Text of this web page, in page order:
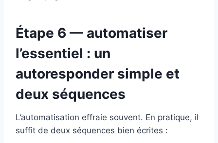
Étape 6 — automatiser
l’essentiel : un
autoresponder simple et
deux séquences
L’automatisation effraie souvent. En pratique, il
suffit de deux séquences bien écrites :